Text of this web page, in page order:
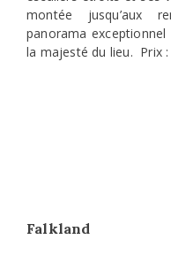
montée jusqu’aux
panorama
la majesté du lieu. Prix
Falkland